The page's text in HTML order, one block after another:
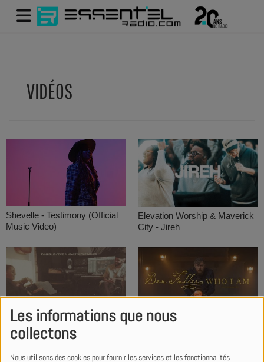
Les informations que nous
collectons
Nous utilisons des cookies pour fournir les services et les fonctionnalités
VIDÉOS
Shevelle - Testimony (Official
Music Video)
Elevation Worship & Maverick
City - Jireh
Ryan Ellis feat Doe - Heart of
the Father (Official Music
Ben Fuller - Who I Am (Official